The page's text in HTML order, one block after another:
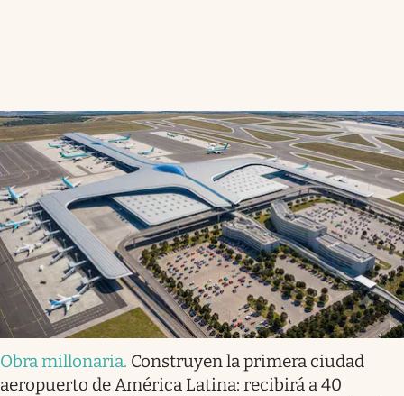
Obra millonaria. Construyen la primera ciudad
aeropuerto de América Latina: recibirá a 40